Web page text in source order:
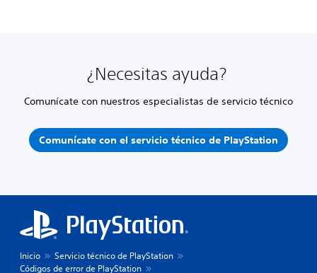
¿Necesitas ayuda?
Comunícate con nuestros especialistas de servicio técnico
Comunícate con el servicio técnico de PlayStation
Inicio
Servicio técnico de PlayStation
Códigos de error de PlayStation